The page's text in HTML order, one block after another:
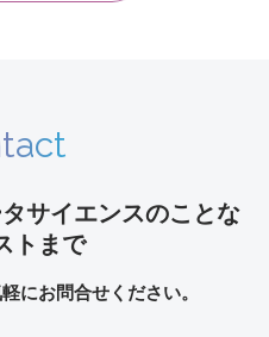
サイエンスのことな
トまで
にお問合せください。